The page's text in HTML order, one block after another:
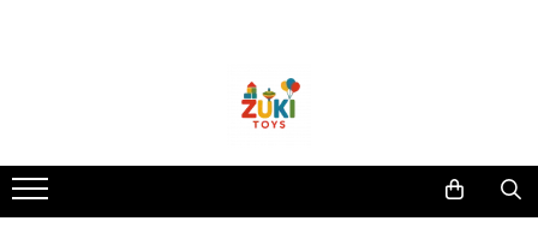
Pachete ZukiToys
Recomandari Zuki